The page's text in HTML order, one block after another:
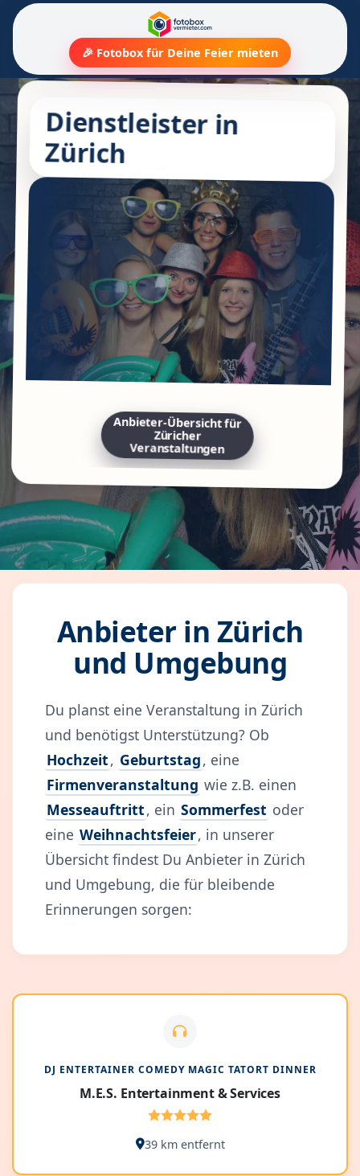
🎉 Fotobox für Deine Feier mieten
Dienstleister in
Zürich
Anbieter-Übersicht für
Züricher
Veranstaltungen
Anbieter in Zürich
und Umgebung
Du planst eine Veranstaltung in Zürich
und benötigst Unterstützung? Ob
Hochzeit, Geburtstag, eine
Firmenveranstaltung wie z.B. einen
Messeauftritt, ein Sommerfest oder
eine Weihnachtsfeier, in unserer
Übersicht findest Du Anbieter in Zürich
und Umgebung, die für bleibende
Erinnerungen sorgen:
DJ ENTERTAINER COMEDY MAGIC TATORT DINNER
M.E.S. Entertainment & Services
39 km entfernt